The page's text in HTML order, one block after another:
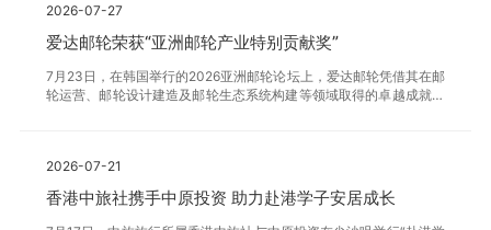
具艺术性与地域性的原创精品文艺节目，生动勾勒出中卫市的自然之
美、产业之盛、城市之韵，为现场观众带来一场震撼视听盛宴。历经
两届匠心打磨与深耕迭代，“青春漠漠搭”已成长为宁夏特色鲜明、声
量广泛、深受青年喜爱的原创青春文旅标杆IP。活动以大漠星空文旅
场景为核心，聚焦夜间文旅消费新赛道，有效带火沙漠星空
2026-07-27
爱达邮轮荣获“亚洲邮轮产业特别贡献奖”
7月23日，在韩国举行的2026亚洲邮轮论坛上，爱达邮轮凭借其在邮
轮运营、邮轮设计建造及邮轮生态系统构建等领域取得的卓越成就，
去年获得“亚洲最佳邮轮公司奖”后收获的又一行业重磅荣誉，标志着
其助力亚洲邮轮经济发展的成果得到行业认可。爱达邮轮将继续秉持
开放合作的发展思路，联动区域内各类行业伙伴，合力推动亚洲邮轮
产业高质量发展。
2026-07-21
香港中旅社携手中原投资 助力赴港学子安居成长